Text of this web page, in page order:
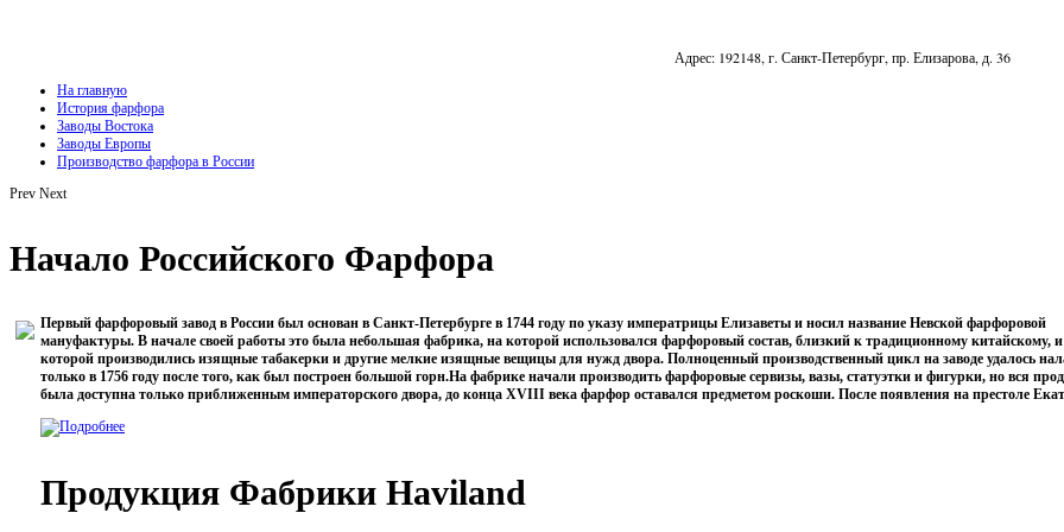
Адрес: 192148, г. Санкт-Петербург, пр. Елизарова, д. 36
На главную
История фарфора
Заводы Востока
Заводы Европы
Производство фарфора в России
Prev Next
Начало Российского Фарфора
Первый фарфоровый завод в России был основан в Санкт-Петербурге в 1744 году по указу императрицы Елизаветы и носил название Невской фарфоровой
мануфактуры. В начале своей работы это была небольшая фабрика, на которой использовался фарфоровый состав, близкий к традиционному китайскому,
которой производились изящные табакерки и другие мелкие изящные вещицы для нужд двора. Полноценный производственный цикл на заводе удалось
только в 1756 году после того, как был построен большой горн.На фабрике начали производить фарфоровые сервизы, вазы, статуэтки и фигурки, но вся
была доступна только приближенным императорского двора, до конца ХVIII века фарфор оставался предметом роскоши. После появления на престоле
Продукция Фабрики Haviland